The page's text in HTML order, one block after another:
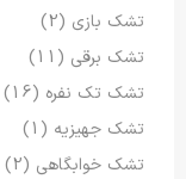
تشک بازی (2)
تشک برقی (11)
تشک تک نفره (16)
تشک جهیزیه (1)
تشک خوابگاهی (2)